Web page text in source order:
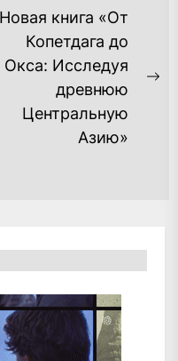
Новая книга «От
Копетдага до
Окса: Исследуя
древнюю
Центральную
Азию»